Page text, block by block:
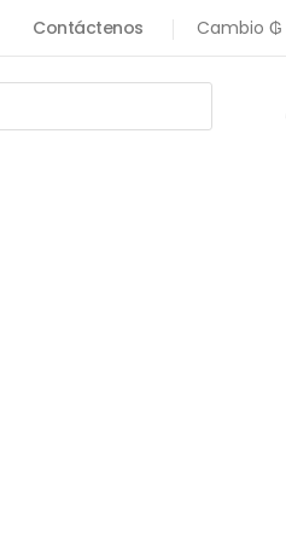
Contáctenos Cambio ₲